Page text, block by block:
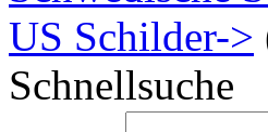
US Schilder->
Schnellsuche